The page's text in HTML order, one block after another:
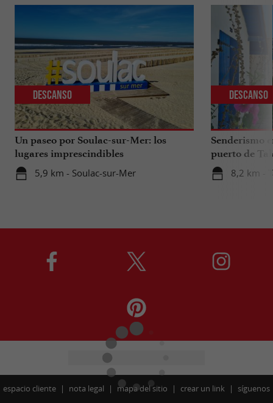
Un paseo por Soulac-sur-Mer: los
lugares imprescindibles
5,9 km - Soulac-sur-Mer
Descanso
Senderismo
puerto de
artesanos y
8,2 km -
Descanso
espacio cliente nota legal mapa del sitio crear un link
síguenos